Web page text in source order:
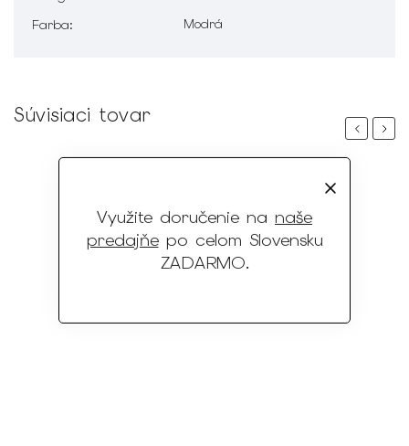
Využite doručenie na naše
predajňepo celom Slovensku
ZADARMO.
Farba: Modrá
Súvisiaci tovar
PreviousNext